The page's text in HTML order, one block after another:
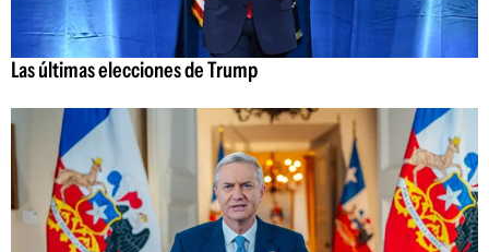
Las últimas elecciones de Trump